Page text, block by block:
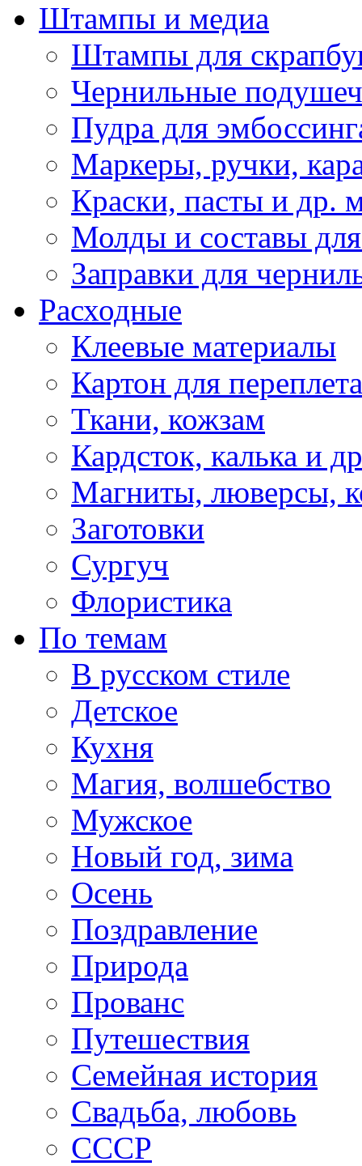
Штампы и медиа
Штампы для
Чернильные
Пудра для
Маркеры, ручки,
Краски, пасты и др.
Молды и составы
Заправки для
Расходные
Клеевые материалы
Картон для переплета
Ткани, кожзам
Кардсток, калька и
Магниты, люверсы,
Заготовки
Сургуч
Флористика
По темам
В русском стиле
Детское
Кухня
Магия, волшебство
Мужское
Новый год, зима
Осень
Поздравление
Природа
Прованс
Путешествия
Семейная история
Свадьба, любовь
СССР